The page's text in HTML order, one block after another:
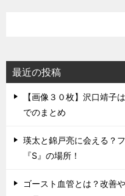
最近の投稿
【画像３０枚】沢口靖子
でのまとめ
瑛太と錦戸亮に会える？
『S』の場所！
ゴースト血管とは？改善